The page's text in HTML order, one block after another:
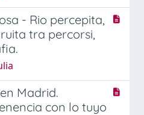
- Rio percepita,
tra percorsi,
Madrid.
con lo tuyo